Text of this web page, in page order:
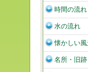
時間の流れ
水の流れ
懐かしい
名所・旧跡